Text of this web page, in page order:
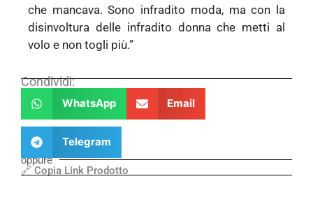
che mancava. Sono infradito moda, ma con la
disinvoltura delle infradito donna che metti al
volo e non togli più.”
Condividi:
WhatsApp Email
Telegram
oppure
🔗 Copia Link Prodotto